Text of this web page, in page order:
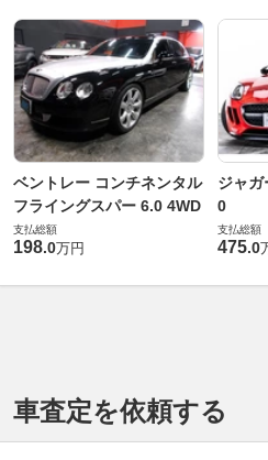
ベントレー コンチネンタル
フライングスパー 6.0 4WD
支払総額
198.0万円
ジャガ
0
支払総額
475.0
車査定を依頼する